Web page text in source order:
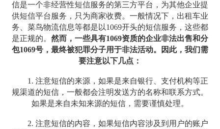
信是一个非经营性短信服务的第三方平台，为其他企业提
供短信平台服务，只为商家收费。一般情况下，出租车业
务、菜鸟物流信息等都是以1069开头的短信服务，这些都
是正规的。 然而，一些具有1069资质的企业非法出售和分
包1069号，最终被犯罪分子用于非法活动。因此，我们需
要注意以下几点：
1. 注意短信的来源，如果是来自银行、支付机构等正
规渠道的短信，一般都会注明发送方的名称和联系方式。
如果是来自未知来源的短信，需要谨慎处理。
2. 注意短信的内容，如果短信内容涉及到用户的账户